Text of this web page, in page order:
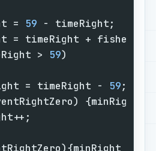
=
59 -
=
> 59
= timeRight -
59
{minRight